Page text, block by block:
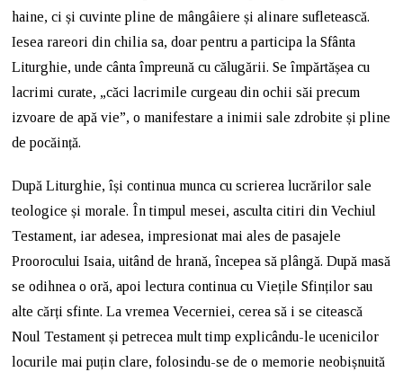
haine, ci și cuvinte pline de mângâiere și alinare sufletească.
Iesea rareori din chilia sa, doar pentru a participa la Sfânta
Liturghie, unde cânta împreună cu călugării. Se împărtășea cu
lacrimi curate, „căci lacrimile curgeau din ochii săi precum
izvoare de apă vie”, o manifestare a inimii sale zdrobite și pline
de pocăință.
După Liturghie, își continua munca cu scrierea lucrărilor sale
teologice și morale. În timpul mesei, asculta citiri din Vechiul
Testament, iar adesea, impresionat mai ales de pasajele
Proorocului Isaia, uitând de hrană, începea să plângă. După masă
se odihnea o oră, apoi lectura continua cu Viețile Sfinților sau
alte cărți sfinte. La vremea Vecerniei, cerea să i se citească
Noul Testament și petrecea mult timp explicându-le ucenicilor
locurile mai puțin clare, folosindu-se de o memorie neobișnuită